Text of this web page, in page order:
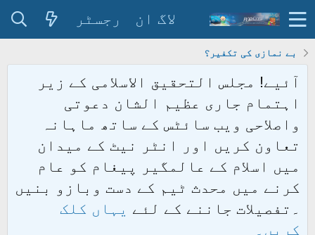
لاگ ان رجسٹر
بے نمازی کی تکفیر؟
آئیے! مجلس التحقیق الاسلامی کے زیر
اہتمام جاری عظیم الشان دعوتی
واصلاحی ویب سائٹس کے ساتھ ماہانہ
تعاون کریں اور انٹر نیٹ کے میدان
میں اسلام کے عالمگیر پیغام کو عام
کرنے میں محدث ٹیم کے دست وبازو بنیں
۔تفصیلات جاننے کے لئے یہاں کلک
کریں۔